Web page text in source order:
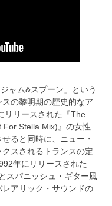
ャム&スプーン」という
の黎明期の歴史的なア
リリースされた『The
Stella Mix)』の女性
ると同時に、ニュー・
スされるトランスの定
年にリリースされた
スパニッシュ・ギター風
アリック・サウンドの